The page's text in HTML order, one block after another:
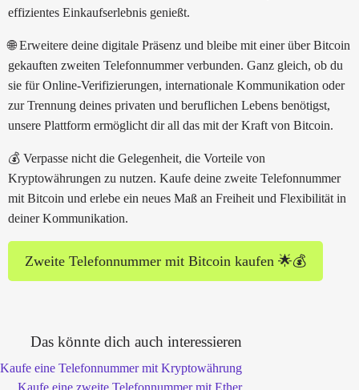
effizientes Einkaufserlebnis genießt.
🌐 Erweitere deine digitale Präsenz und bleibe mit einer über Bitcoin
gekauften zweiten Telefonnummer verbunden. Ganz gleich, ob du
sie für Online-Verifizierungen, internationale Kommunikation oder
zur Trennung deines privaten und beruflichen Lebens benötigst,
unsere Plattform ermöglicht dir all das mit der Kraft von Bitcoin.
💰 Verpasse nicht die Gelegenheit, die Vorteile von
Kryptowährungen zu nutzen. Kaufe deine zweite Telefonnummer
mit Bitcoin und erlebe ein neues Maß an Freiheit und Flexibilität in
deiner Kommunikation.
Zweite Telefonnummer mit Bitcoin kaufen 🌟💰
Das könnte dich auch interessieren
Kaufe eine Telefonnummer mit Kryptowährung
Kaufe eine zweite Telefonnummer mit Ether